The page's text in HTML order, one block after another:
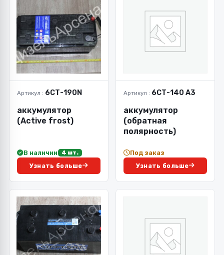
Артикул : 6СТ-190N
аккумулятор
(Active frost)
В наличии 4 шт.
Узнать больше
Артикул : 6СТ-140 А3
аккумулятор
(обратная
полярность)
Под заказ
Узнать больше